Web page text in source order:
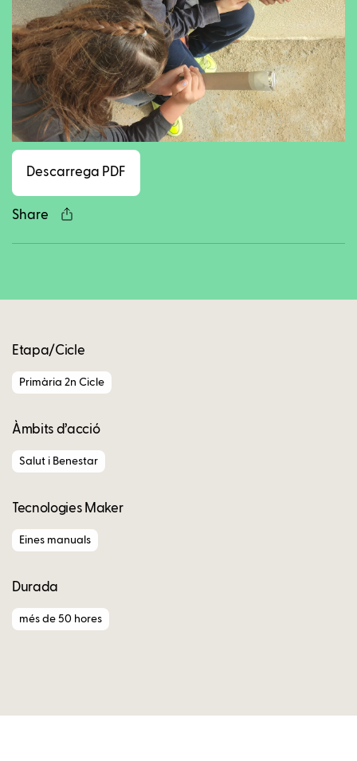
Descarrega PDF
Share
Facebook
Twitter
LinkedIn
WhatsApp
Reddit
Gmail
Etapa/Cicle
Primària 2n Cicle
Àmbits d’acció
Salut i Benestar
Tecnologies Maker
Eines manuals
Durada
més de 50 hores